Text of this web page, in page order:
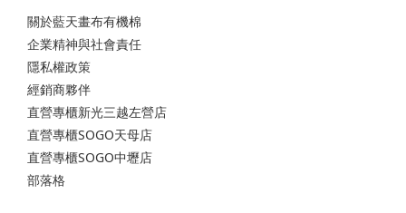
關於藍天畫布有機棉
企業精神與社會責任
隱私權政策
經銷商夥伴
直營專櫃新光三越左營店
直營專櫃SOGO天母店
直營專櫃SOGO中壢店
部落格